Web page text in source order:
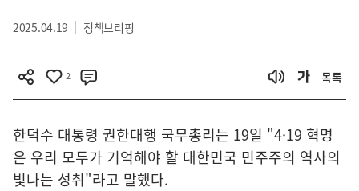
2025.04.19 정책브리핑
2 목록
한덕수 대통령 권한대행 국무총리는 19일 "4·19 혁명
은 우리 모두가 기억해야 할 대한민국 민주주의 역사의
빛나는 성취"라고 말했다.